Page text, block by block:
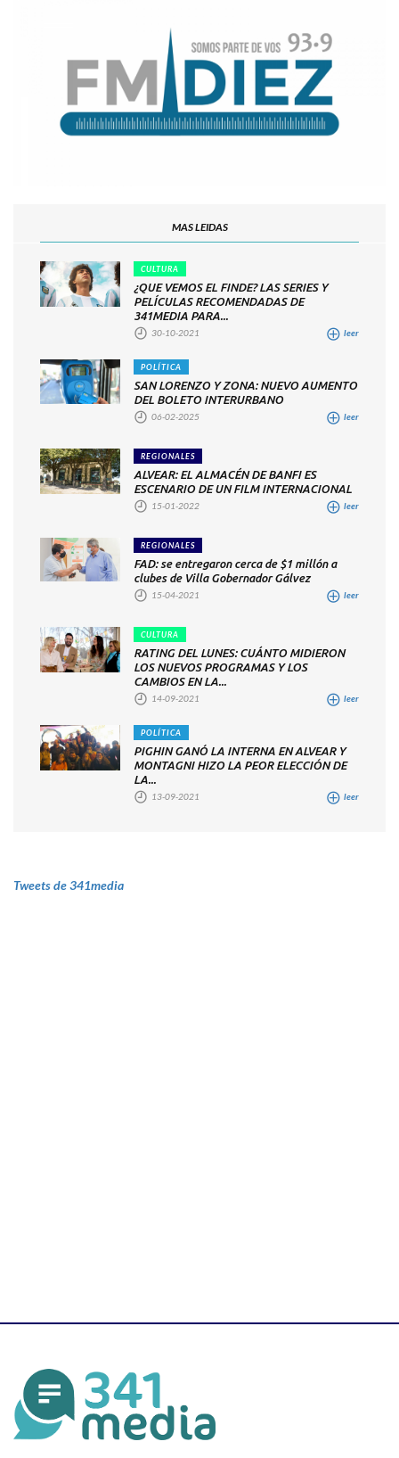
MAS LEIDAS
CULTURA
¿QUE VEMOS EL FINDE? LAS SERIES Y
PELÍCULAS RECOMENDADAS DE
341MEDIA PARA...
30-10-2021 leer
POLÍTICA
SAN LORENZO Y ZONA: NUEVO AUMENTO
DEL BOLETO INTERURBANO
06-02-2025 leer
REGIONALES
ALVEAR: EL ALMACÉN DE BANFI ES
ESCENARIO DE UN FILM INTERNACIONAL
15-01-2022 leer
REGIONALES
FAD: se entregaron cerca de $1 millón a
clubes de Villa Gobernador Gálvez
15-04-2021 leer
CULTURA
RATING DEL LUNES: CUÁNTO MIDIERON
LOS NUEVOS PROGRAMAS Y LOS
CAMBIOS EN LA...
14-09-2021 leer
POLÍTICA
PIGHIN GANÓ LA INTERNA EN ALVEAR Y
MONTAGNI HIZO LA PEOR ELECCIÓN DE
LA...
13-09-2021 leer
Tweets de 341media